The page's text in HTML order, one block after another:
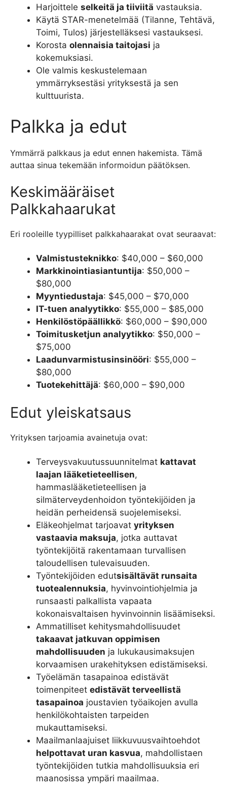
Harjoittele selkeitä ja tiiviitä vastauksia.
Käytä STAR-menetelmää (Tilanne, Tehtävä,
Toimi, Tulos) järjestelläksesi vastauksesi.
Korosta olennaisia taitojasi ja
kokemuksiasi.
Ole valmis keskustelemaan
ymmärryksestäsi yrityksestä ja sen
kulttuurista.
Palkka ja edut
Ymmärrä palkkaus ja edut ennen hakemista. Tämä
auttaa sinua tekemään informoidun päätöksen.
Keskimääräiset
Palkkahaarukat
Eri rooleille tyypilliset palkkahaarakat ovat seuraavat:
Valmistusteknikko: $40,000 – $60,000
Markkinointiasiantuntija: $50,000 –
$80,000
Myyntiedustaja: $45,000 – $70,000
IT-tuen analyytikko: $55,000 – $85,000
Henkilöstöpäällikkö: $60,000 – $90,000
Toimitusketjun analyytikko: $50,000 –
$75,000
Laadunvarmistusinsinööri: $55,000 –
$80,000
Tuotekehittäjä: $60,000 – $90,000
Edut yleiskatsaus
Yrityksen tarjoamia avainetuja ovat:
Terveysvakuutussuunnitelmat kattavat
laajan lääketieteellisen,
hammaslääketieteellisen ja
silmäterveydenhoidon työntekijöiden ja
heidän perheidensä suojelemiseksi.
Eläkeohjelmat tarjoavat yrityksen
vastaavia maksuja, jotka auttavat
työntekijöitä rakentamaan turvallisen
taloudellisen tulevaisuuden.
Työntekijöiden edutsisältävät runsaita
tuotealennuksia, hyvinvointiohjelmia ja
runsaasti palkallista vapaata
kokonaisvaltaisen hyvinvoinnin lisäämiseksi.
Ammatilliset kehitysmahdollisuudet
takaavat jatkuvan oppimisen
mahdollisuuden ja lukukausimaksujen
korvaamisen urakehityksen edistämiseksi.
Työelämän tasapainoa edistävät
toimenpiteet edistävät terveellistä
tasapainoa joustavien työaikojen avulla
henkilökohtaisten tarpeiden
mukauttamiseksi.
Maailmanlaajuiset liikkuvuusvaihtoehdot
helpottavat uran kasvua, mahdollistaen
työntekijöiden tutkia mahdollisuuksia eri
maanosissa ympäri maailmaa.